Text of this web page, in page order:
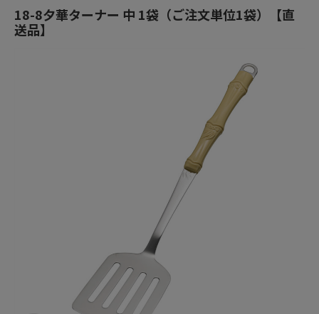
18-8夕華ターナー 中 1袋（ご注文単位1袋）【直
送品】